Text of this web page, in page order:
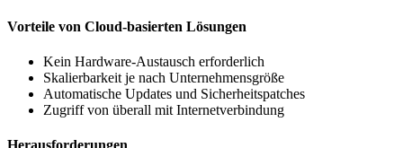
Vorteile von Cloud-basierten Lösungen
Kein Hardware-Austausch erforderlich
Skalierbarkeit je nach Unternehmensgröße
Automatische Updates und Sicherheitspatches
Zugriff von überall mit Internetverbindung